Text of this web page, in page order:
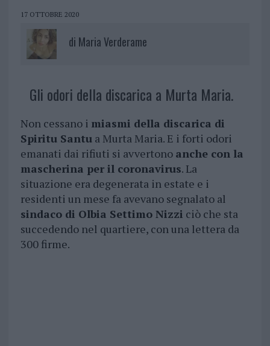
17 OTTOBRE 2020
di Maria Verderame
Gli odori della discarica a Murta Maria.
Non cessano i miasmi della discarica di
Spiritu Santua Murta Maria. E i forti odori
emanati dai rifiuti si avvertono anche con la
mascherina per il coronavirus. La
situazione era degenerata in estate e i
residenti un mese fa avevano segnalato al
sindaco di Olbia Settimo Nizzi ciò che sta
succedendo nel quartiere, con una lettera da
300 firme.